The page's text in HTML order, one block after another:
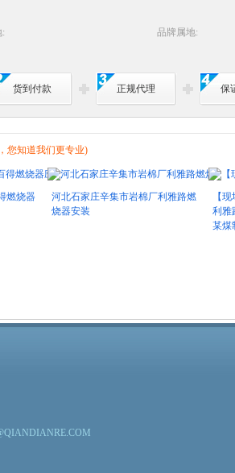
品牌属地:
货到付款 正规代理 保
您知道我们更专业)
器
河北石家庄辛集市岩棉厂利雅路燃
烧器安装
【现场视
利雅路燃
某煤制油